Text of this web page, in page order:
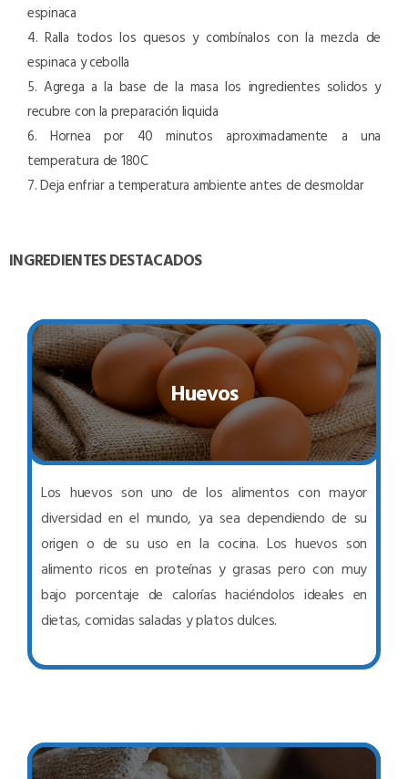
espinaca
4. Ralla todos los quesos y combínalos con la mezcla de
espinaca y cebolla
5. Agrega a la base de la masa los ingredientes solidos y
recubre con la preparación liquida
6. Hornea por 40 minutos aproximadamente a una
temperatura de 180C
7. Deja enfriar a temperatura ambiente antes de desmoldar
INGREDIENTES DESTACADOS
Huevos
Los huevos son uno de los alimentos con mayor
diversidad en el mundo, ya sea dependiendo de su
origen o de su uso en la cocina. Los huevos son
alimento ricos en proteínas y grasas pero con muy
bajo porcentaje de calorías haciéndolos ideales en
dietas, comidas saladas y platos dulces.